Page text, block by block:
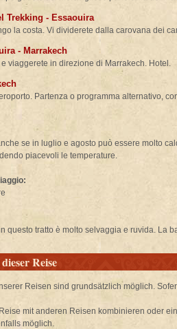
Trekking - Essaouira
la costa. Vi dividerete dalla carovana dei
- Marrakech
viaggerete in direzione di Marrakech. Hotel.
Partenza o programma alternativo,
se in luglio e agosto può essere molto
piacevoli le temperature.
questo tratto è molto selvaggia e ruvida. La
Reise
Reisen sind grundsätzlich möglich.
mit anderen Reisen kombinieren oder
möglich.